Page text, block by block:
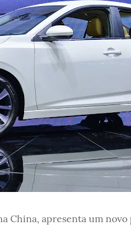
China, apresenta um